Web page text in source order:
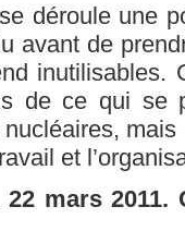
déroule une
avant de
inutilisables.
de ce qui se
et
mars 2011.